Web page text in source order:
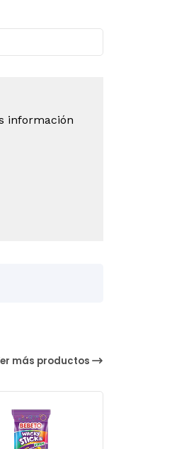
información
más productos